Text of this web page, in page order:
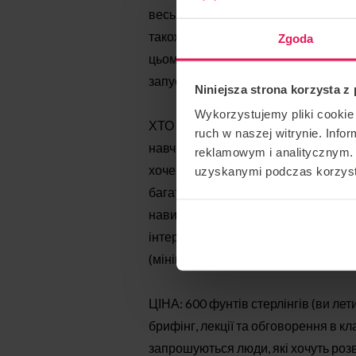
Zgoda
Niniejsza strona korzysta z
Wykorzystujemy pliki
ruch w naszej witrynie.
reklamowym i
uzyskanymi podczas
весь простір тунелю, де літун
також спортивна дисципліна, в
цьому занятті ви дізнаєтеся, що
запускати лінії.
ХТО МОЖЕ ВЗЯТИ УЧАСТЬ У
навчитися базовим переходам
хоче навчитися літати динамічні
багаторічний інструктор Flyspot та
навички (чи вмієте ви переходити,
інтерфейс/інтерфейс). Групи
(мінімальна група – 2 особи).
ЦІНА: 600 фунтів стерлінгів (ви
брифінг, лекції та обговорення в
запрошуються люди, які хочуть